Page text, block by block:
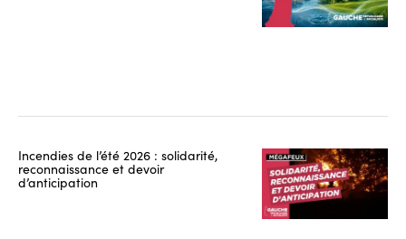
Incendies de l’été 2026 : solidarité,
reconnaissance et devoir
d’anticipation